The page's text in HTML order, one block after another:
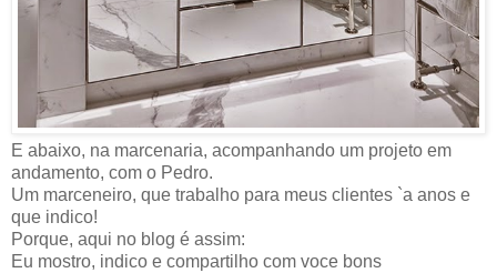
E abaixo, na marcenaria, acompanhando um projeto em
andamento, com o Pedro.
Um marceneiro, que trabalho para meus clientes `a anos e
que indico!
Porque, aqui no blog é assim:
Eu mostro, indico e compartilho com voce bons